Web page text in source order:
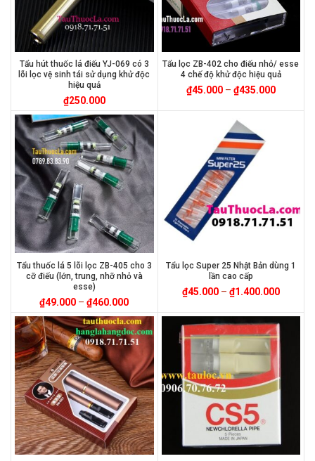
Tẩu hút thuốc lá điếu YJ-069 có 3
lõi lọc vệ sinh tái sử dụng khử độc
hiệu quả
₫250.000
Tẩu lọc ZB-402 cho điếu nhỏ/ esse
4 chế độ khử độc hiệu quả
₫45.000– ₫435.000
Tẩu thuốc lá 5 lõi lọc ZB-405 cho 3
cỡ điếu (lớn, trung, nhỡ nhỏ và
esse)
₫49.000 –₫460.000
Tẩu lọc Super 25 Nhật Bản dùng 1
lần cao cấp
₫45.000– ₫1.400.000